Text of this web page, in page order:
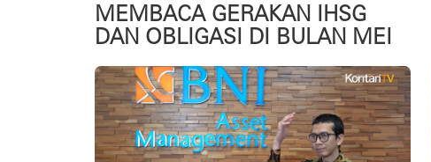
MEMBACA GERAKAN IHSG
DAN OBLIGASI DI BULAN MEI